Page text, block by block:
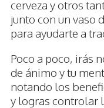
cerveza y otros
junto con un vaso
para ayudarte a
Poco a poco, irás
de ánimo y tu
notando los
y logras controlar